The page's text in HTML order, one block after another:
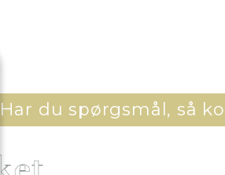
Har du spørgsmål, så